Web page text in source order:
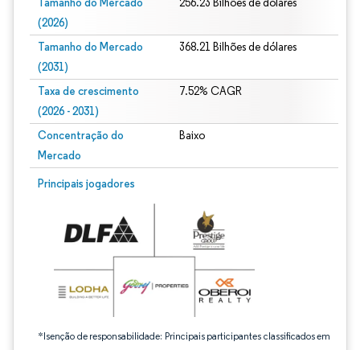
(2026)
256.23 Bilhões de dólares
Tamanho do Mercado
(2031)
368.21 Bilhões de dólares
Taxa de crescimento
(2026 - 2031)
7.52% CAGR
Concentração do
Mercado
Baixo
Principais jogadores
*Isenção de responsabilidade: Principais participantes classificados em
Imagem © Mordor Intelligence. O reuso requer atribuição conforme CC BY 4.0.